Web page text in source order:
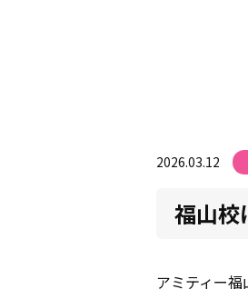
2026.03.12
福山校
アミティー